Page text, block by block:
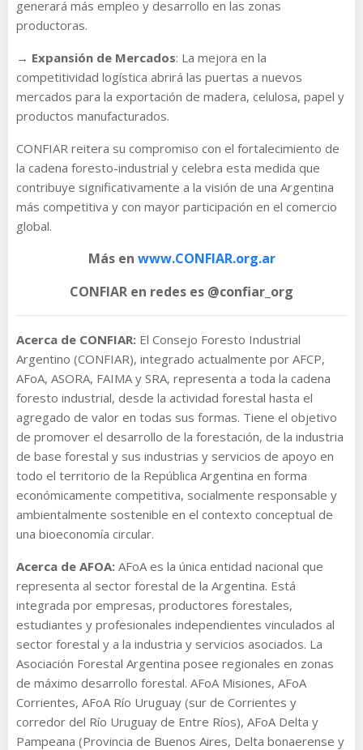
generará más empleo y desarrollo en las zonas
productoras.
→ Expansión de Mercados: La mejora en la
competitividad logística abrirá las puertas a nuevos
mercados para la exportación de madera, celulosa, papel y
productos manufacturados.
CONFIAR reitera su compromiso con el fortalecimiento de
la cadena foresto-industrial y celebra esta medida que
contribuye significativamente a la visión de una Argentina
más competitiva y con mayor participación en el comercio
global.
Más en www.CONFIAR.org.ar
CONFIAR en redes es @confiar_org
Acerca de CONFIAR: El Consejo Foresto Industrial
Argentino (CONFIAR), integrado actualmente por AFCP,
AFoA, ASORA, FAIMA y SRA, representa a toda la cadena
foresto industrial, desde la actividad forestal hasta el
agregado de valor en todas sus formas. Tiene el objetivo
de promover el desarrollo de la forestación, de la industria
de base forestal y sus industrias y servicios de apoyo en
todo el territorio de la República Argentina en forma
económicamente competitiva, socialmente responsable y
ambientalmente sostenible en el contexto conceptual de
una bioeconomía circular.
Acerca de AFOA: AFoA es la única entidad nacional que
representa al sector forestal de la Argentina. Está
integrada por empresas, productores forestales,
estudiantes y profesionales independientes vinculados al
sector forestal y a la industria y servicios asociados. La
Asociación Forestal Argentina posee regionales en zonas
de máximo desarrollo forestal. AFoA Misiones, AFoA
Corrientes, AFoA Río Uruguay (sur de Corrientes y
corredor del Río Uruguay de Entre Ríos), AFoA Delta y
Pampeana (Provincia de Buenos Aires, Delta bonaerense y